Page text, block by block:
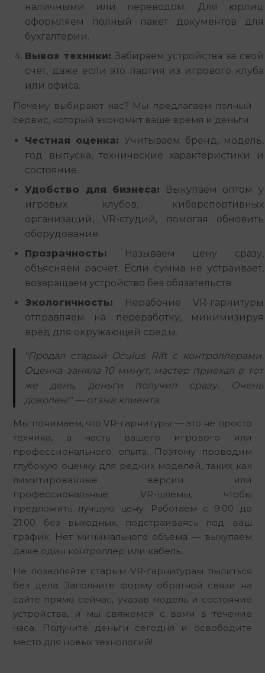
наличными или переводом. Для юрлиц
оформляем полный пакет документов для
бухгалтерии.
Вывоз техники: Забираем устройства за свой
счет, даже если это партия из игрового клуба
или офиса.
Почему выбирают нас? Мы предлагаем полный
сервис, который экономит ваше время и деньги:
Честная оценка: Учитываем бренд, модель,
год выпуска, технические характеристики и
состояние.
Удобство для бизнеса: Выкупаем оптом у
игровых клубов, киберспортивных
организаций, VR-студий, помогая обновить
оборудование.
Прозрачность: Называем цену сразу,
объясняем расчет. Если сумма не устраивает,
возвращаем устройство без обязательств.
Экологичность: Нерабочие VR-гарнитуры
отправляем на переработку, минимизируя
вред для окружающей среды.
"Продал старый Oculus Rift с контроллерами.
Оценка заняла 10 минут, мастер приехал в тот
же день, деньги получил сразу. Очень
доволен!" — отзыв клиента.
Мы понимаем, что VR-гарнитуры — это не просто
техника, а часть вашего игрового или
профессионального опыта. Поэтому проводим
глубокую оценку для редких моделей, таких как
лимитированные версии или
профессиональные VR-шлемы, чтобы
предложить лучшую цену. Работаем с 9:00 до
21:00 без выходных, подстраиваясь под ваш
график. Нет минимального объема — выкупаем
даже один контроллер или кабель.
Не позволяйте старым VR-гарнитурам пылиться
без дела. Заполните форму обратной связи на
сайте прямо сейчас, указав модель и состояние
устройства, и мы свяжемся с вами в течение
часа. Получите деньги сегодня и освободите
место для новых технологий!